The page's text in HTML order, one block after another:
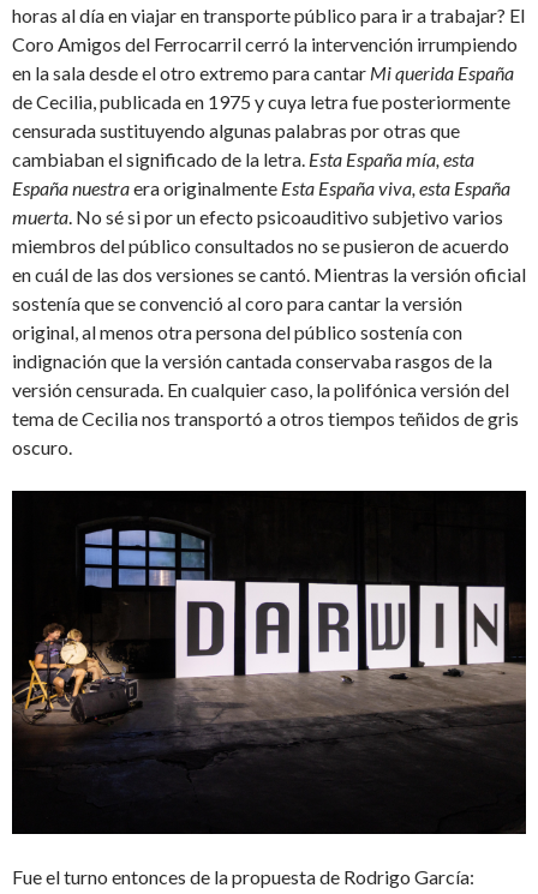
horas al día en viajar en transporte público para ir a trabajar? El
Coro Amigos del Ferrocarril cerró la intervención irrumpiendo
en la sala desde el otro extremo para cantar Mi querida España
de Cecilia, publicada en 1975 y cuya letra fue posteriormente
censurada sustituyendo algunas palabras por otras que
cambiaban el significado de la letra. Esta España mía, esta
España nuestraera originalmente Esta España viva, esta España
muerta. No sé si por un efecto psicoauditivo subjetivo varios
miembros del público consultados no se pusieron de acuerdo
en cuál de las dos versiones se cantó. Mientras la versión oficial
sostenía que se convenció al coro para cantar la versión
original, al menos otra persona del público sostenía con
indignación que la versión cantada conservaba rasgos de la
versión censurada. En cualquier caso, la polifónica versión del
tema de Cecilia nos transportó a otros tiempos teñidos de gris
oscuro.
Fue el turno entonces de la propuesta de Rodrigo García: